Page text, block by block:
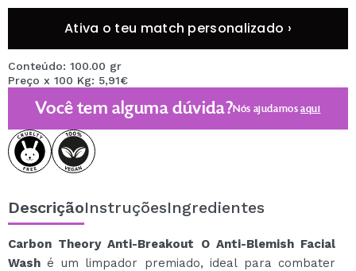
Ativa o teu match personalizado ›
Conteúdo: 100.00 gr
Preço x 100 Kg: 5,91€
Você tem alguma dúvida?Nós ajudamosaqui
DescriçãoInstruçõesIngredientes
Carbon Theory Anti-Breakout O Anti-Blemish Facial
Wash é um limpador premiado, ideal para combater